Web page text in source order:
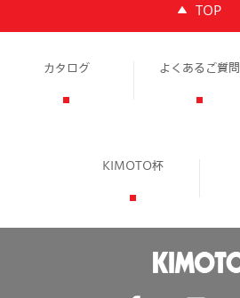
TOP
カタログ よくあるご質問
KIMOTO杯